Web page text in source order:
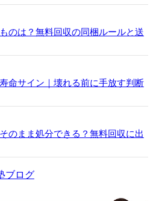
のは？無料回収の同梱ルールと送
命サイン｜壊れる前に手放す判断
のまま処分できる？無料回収に出
ブログ